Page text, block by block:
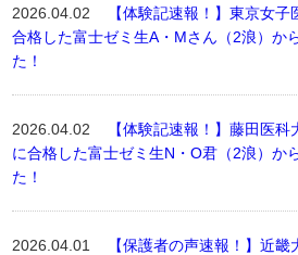
2026.04.02
【体験記速報！】東京女
合格した富士ゼミ生A・Mさん（2浪）か
た！
2026.04.02
【体験記速報！】藤田医
に合格した富士ゼミ生N・O君（2浪）か
た！
2026.04.01
【保護者の声速報！】近